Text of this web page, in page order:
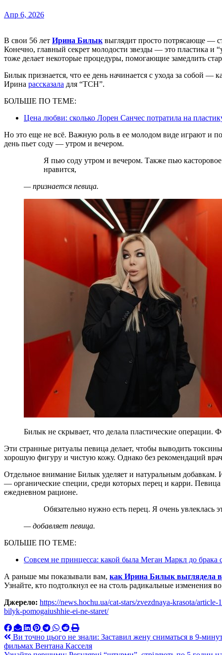
Апр 6, 2026
В свои 56 лет Ирина Билык выглядит просто потрясающе —
Конечно, главный секрет молодости звезды — это пластика и
тоже делает некоторые процедуры, помогающие замедлить
Билык признается, что ее день начинается с ухода за собой —
Ирина рассказала для “ТСН”.
БОЛЬШЕ ПО ТЕМЕ:
Цена любви: сколько Лорен Санчес потратила на
Но это еще не всё. Важную роль в ее молодом виде играют и
день пьет соду — утром и вечером.
Я пью соду утром и вечером. Также пью касторовое масло с кефиром. Это очень просто, и мне
нравится,
— признается певица.
Билык не скрывает, что делала пластические операции.
Эти странные ритуалы певица делает, чтобы выводить
хорошую фигуру и чистую кожу. Однако без рекомендаций
Отдельное внимание Билык уделяет и натуральным
— органические специи, среди которых перец и карри. Певица
ежедневном рационе.
Обязательно нужно есть перец. Я очень увлеклась
— добавляет певица.
БОЛЬШЕ ПО ТЕМЕ:
Совсем не принцесса: какой была Меган Маркл до брака
А раньше мы показывали вам, как Ирина Билык выглядела в
Узнайте, кто подтолкнул ее на столь радикальные изменения
Джерело: https://news.hochu.ua/cat-stars/zvezdnaya-krasota/
bilyk-pomogaiushhie-ei-ne-staret/
Навигация
по
Ви точно цього не знали: Заставил жену сниматься в 9-
фильмах Вентана Касселя